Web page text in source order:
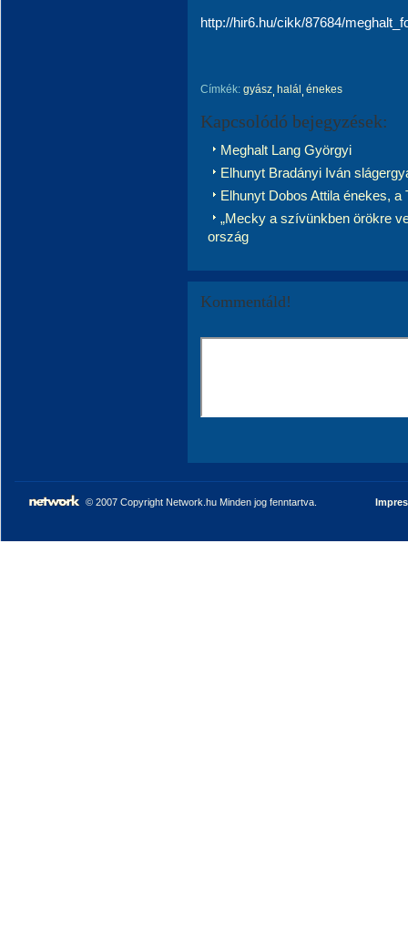
http://hir6.hu/cikk/87684/
Címkék: gyász halál énekes
Kapcsolódó bejegyzések:
Meghalt Lang Györgyi
Elhunyt Bradányi Iván
Elhunyt Dobos Attila énekes,
„Mecky a szívünkben örökre
ország
Kommentáld!
© 2007 Copyright Network.hu Minden jog fenntartva.